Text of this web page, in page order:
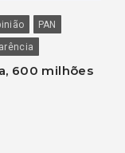
PAN
600 milhões